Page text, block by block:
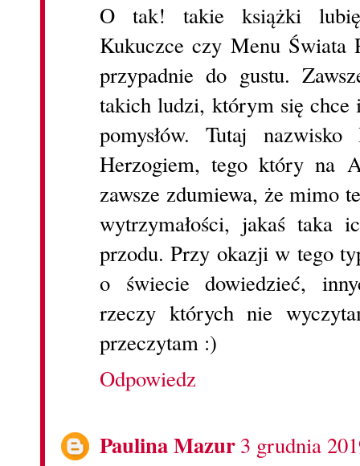
O tak! takie książki
Kukuczce czy Menu
przypadnie do gustu.
takich ludzi, którym się chce
pomysłów. Tutaj
Herzogiem, tego który na
zawsze zdumiewa, że mimo
wytrzymałości, jakaś
przodu. Przy okazji w tego
o świecie dowiedzieć,
rzeczy których nie
przeczytam :)
Odpowiedz
Paulina Mazur3 grudnia